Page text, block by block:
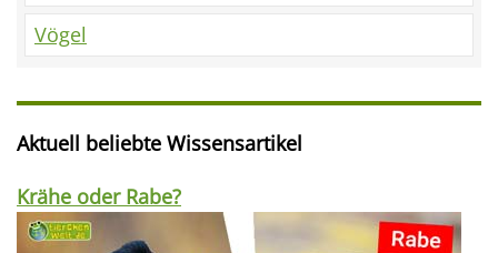
Vögel
Aktuell beliebte Wissensartikel
Krähe oder Rabe?